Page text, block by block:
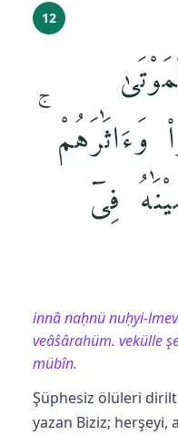
12
فِىٓ
innâ naḥnü nuḥyi-
veâŝârahüm. vekülle
mübîn.
Şüphesiz ölüleri
yazan Biziz; herşeyi,